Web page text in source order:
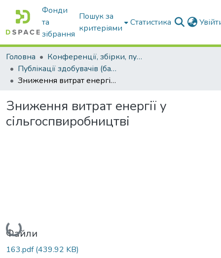
Фонди
та
зібрання
Пошук за
критеріями
Статистика
Головна
Конференції, збірки, публікації молодих вчених і здобувачів : магістрів, бакалаврів, аспірантів.
Публікації здобувачів (бакалаврів. магістрів, аспірантів)
Зниження витрат енергії у сільгоспвиробництві
Зниження витрат енергії у
сільгоспвиробництві
Вантажиться...
Файли
163.pdf(439.92 KB)